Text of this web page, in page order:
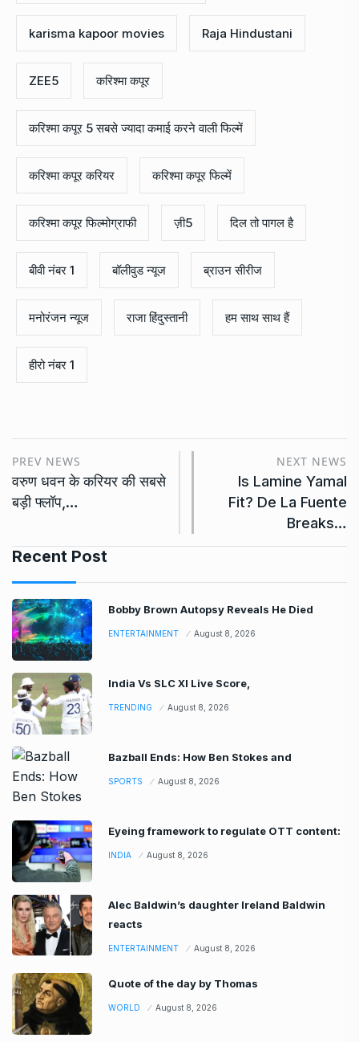
karisma kapoor movies Raja Hindustani
ZEE5 करिश्मा कपूर
करिश्मा कपूर 5 सबसे ज्यादा कमाई करने वाली फिल्में
करिश्मा कपूर करियर करिश्मा कपूर फिल्में
करिश्मा कपूर फिल्मोग्राफी ज़ी5 दिल तो पागल है
बीवी नंबर 1 बॉलीवुड न्यूज ब्राउन सीरीज
मनोरंजन न्यूज राजा हिंदुस्तानी हम साथ साथ हैं
हीरो नंबर 1
PREV NEWS
वरुण धवन के करियर की सबसे
बड़ी फ्लॉप,…
NEXT NEWS
Is Lamine Yamal
Fit? De La Fuente
Breaks…
Recent Post
Bobby Brown Autopsy Reveals He Died
ENTERTAINMENT August 8, 2026
India Vs SLC XI Live Score,
TRENDING August 8, 2026
Bazball Ends: How Ben Stokes and
SPORTS August 8, 2026
Eyeing framework to regulate OTT content:
INDIA August 8, 2026
Alec Baldwin’s daughter Ireland Baldwin
reacts
ENTERTAINMENT August 8, 2026
Quote of the day by Thomas
WORLD August 8, 2026